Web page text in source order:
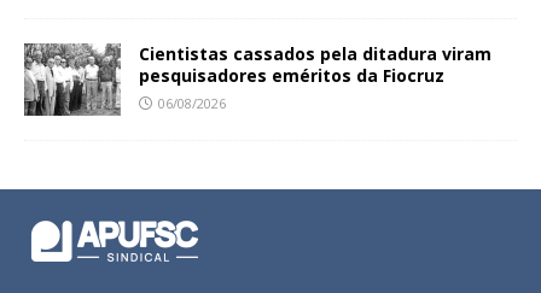
Cientistas cassados pela ditadura viram
pesquisadores eméritos da Fiocruz
06/08/2026